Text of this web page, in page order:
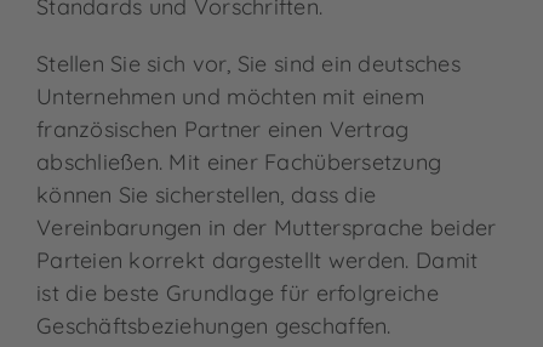
Standards und Vorschriften.
Stellen Sie sich vor, Sie sind ein deutsches
Unternehmen und möchten mit einem
französischen Partner einen Vertrag
abschließen. Mit einer Fachübersetzung
können Sie sicherstellen, dass die
Vereinbarungen in der Muttersprache beider
Parteien korrekt dargestellt werden. Damit
ist die beste Grundlage für erfolgreiche
Geschäftsbeziehungen geschaffen.